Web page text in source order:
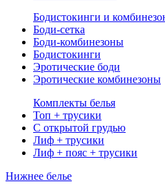
Бодистокинги и
Боди-сетка
Боди-комбинезоны
Бодистокинги
Эротические боди
Эротические комбинезоны
Комплекты белья
Топ + трусики
С открытой грудью
Лиф + трусики
Лиф + пояс + трусики
Нижнее белье